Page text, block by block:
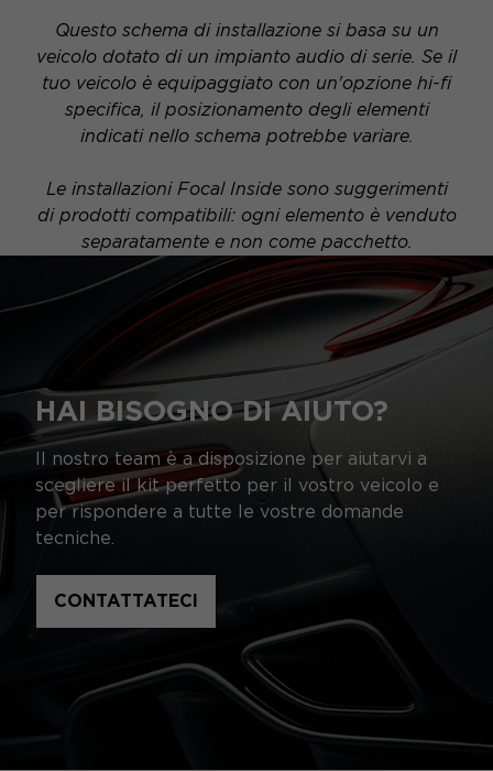
Questo schema di installazione si basa su un
veicolo dotato di un impianto audio di serie. Se il
tuo veicolo è equipaggiato con un'opzione hi-fi
specifica, il posizionamento degli elementi
indicati nello schema potrebbe variare.
Le installazioni Focal Inside sono suggerimenti
di prodotti compatibili: ogni elemento è venduto
separatamente e non come pacchetto.
HAI BISOGNO DI AIUTO?
Il nostro team è a disposizione per aiutarvi a
scegliere il kit perfetto per il vostro veicolo e
per rispondere a tutte le vostre domande
tecniche.
CONTATTATECI